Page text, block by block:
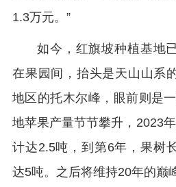
1.3万元。”
如今，红旗坡种植基地
在果园间，抬头是天山山系
地区的托木尔峰，眼前则是
地苹果产量节节攀升，2023
计达2.5吨，到第6年，果树
达5吨。之后将维持20年的巅